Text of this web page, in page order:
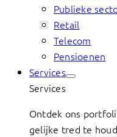
Publieke
Retail
Telecom
Pensioenen
Services
Services
Ontdek ons
gelijke tred te